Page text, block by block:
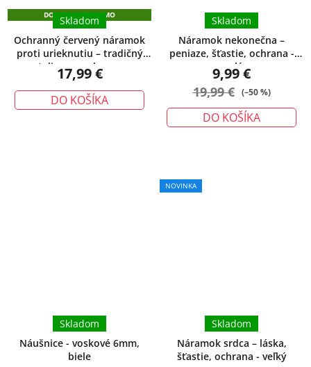
DOPRAVA ZADARMO
Ochranný červený náramok
proti urieknutiu – tradičný
talizman ochrany
Skladom
17,99 €
DO KOŠÍKA
Náramok nekonečna –
peniaze, šťastie, ochrana -
malý
Skladom
9,99 €
19,99 € (–50 %)
DO KOŠÍKA
Náušnice - voskové 6mm,
biele
Skladom
NOVINKA
Náramok srdca – láska,
šťastie, ochrana - veľký
Skladom